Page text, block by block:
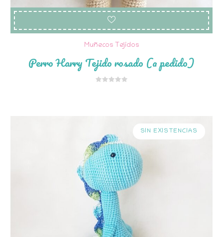
Muñecos Tejidos
Perro Harry Tejido rosado (a pedido)
SIN EXISTENCIAS